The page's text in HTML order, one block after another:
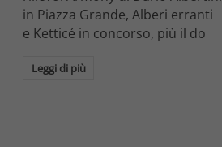
in Piazza Grande, Alberi erranti
e Ketticé in concorso, più il do
Leggi di più